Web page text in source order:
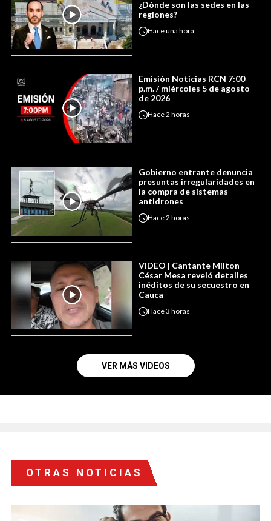
¿Dónde son las sedes en las
regiones?
Haceuna hora
Emisión Noticias RCN 7:00
p.m. / miércoles 5 de agosto
de 2026
Hace2 horas
Gobierno entrante denuncia
presuntas irregularidades en
la compra de sistemas
antidrones
Hace2 horas
VIDEO | Cantante Milton
César Mesa reveló detalles
inéditos de su secuestro en
Cauca
Hace3 horas
VER MÁS VIDEOS
OTRAS NOTICIAS